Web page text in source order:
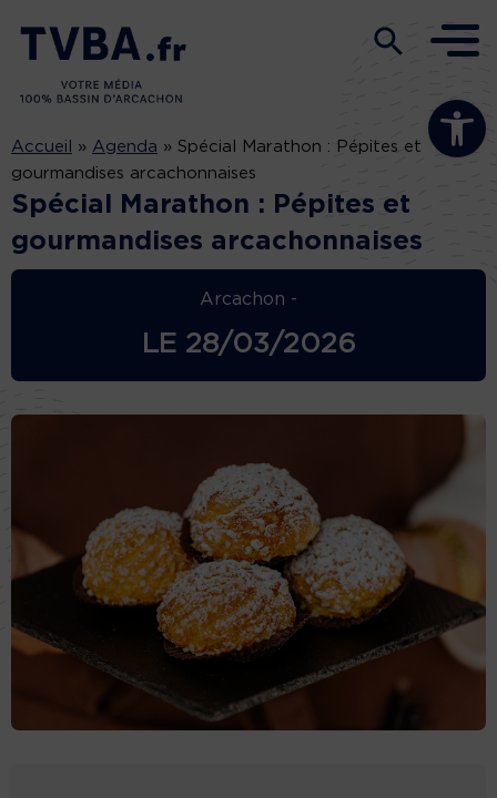
Ouvrir la
Accueil » Agenda » Spécial Marathon : Pépites et
gourmandises arcachonnaises
Spécial Marathon : Pépites et
gourmandises arcachonnaises
Arcachon -
LE 28/03/2026